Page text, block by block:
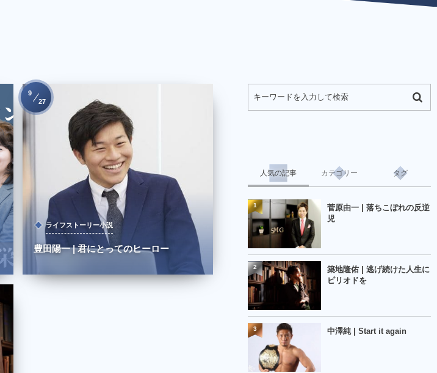
ライフストーリー小説
豊田陽一 | 君にとってのヒーロー
9
27
人気の記事 カテゴリー タグ
菅原由一 | 落ちこぼれの反逆
児
1
築地隆佑 | 逃げ続けた人生に
ピリオドを
2
中澤純 | Start it again
3